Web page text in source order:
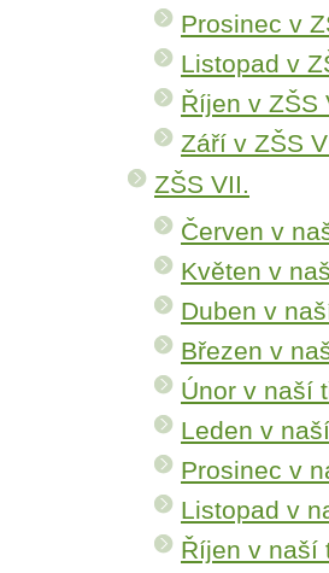
Prosinec v
Listopad v
Říjen v ZŠS
Září v ZŠS
ZŠS VII.
Červen v
Květen v
Duben v
Březen v
Únor v naší
Leden v
Prosinec v
Listopad v
Říjen v naší